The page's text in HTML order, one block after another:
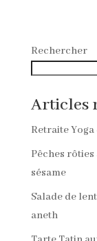
Rechercher
Articles
Retraite Yoga
Pêches rôties
sésame
Salade de
aneth